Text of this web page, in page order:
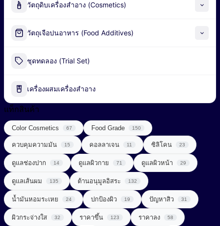
วัตถุดิบเครื่องสำอาง (Cosmetics)
Alpha-Arbutin
น้ำมันหอมระเหย (Essential Oil)
พอลิเมอร์ (Polymer)
สารก่อเจล (Gelling Agent)
สารกันเสีย (Preservative)
สารกันแดด (Sunscreen)
Chemical Sunscreen
Physical Sunscreen
สารกำจัดขน (Depilatory Agent)
สารขัดถู (Abrasive Agent)
วัตถุเจือปนอาหาร (Food Additives)
Industrial Fermentation Nutrient
ลดการอักเสบ (Anti Inflammatory)
วิตามินซีจากธรรมชาติ (Natural Vitamin C)
วิตามินและแร่ธาตุ (Vitamins & Minerals)
สารควบคุมความเป็นกรด-ด่าง (Buffering Agent)
สารต้านอนุมูลอิสระ (Anti-oxidant)
ชุดทดลอง (Trial Set)
เครื่องผสมเครื่องสำอาง
แท็กสินค้า
Color Cosmetics 67 Food Grade 150
ควบคุมความมัน 15 คอลลาเจน 11 ซิลิโคน 23
ดูแลช่องปาก 14 ดูแลผิวกาย 71 ดูแลผิวหน้า 29
ดูแลเส้นผม 135 ต้านอนุมูลอิสระ 132
น้ำมันหอมระเหย 24 ปกป้องผิว 19 ปัญหาสิว 31
ผิวกระจ่างใส 32 ราคาขึ้น 123 ราคาลง 58